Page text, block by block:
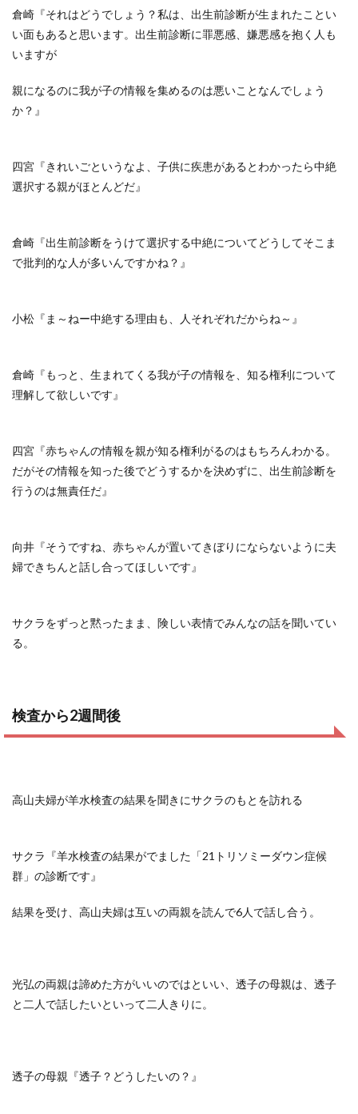
倉崎『それはどうでしょう？私は、出生前診断が生まれたことい
い面もあると思います。出生前診断に罪悪感、嫌悪感を抱く人も
いますが
親になるのに我が子の情報を集めるのは悪いことなんでしょう
か？』
四宮『きれいごというなよ、子供に疾患があるとわかったら中絶
選択する親がほとんどだ』
倉崎『出生前診断をうけて選択する中絶についてどうしてそこま
で批判的な人が多いんですかね？』
小松『ま～ねー中絶する理由も、人それぞれだからね～』
倉崎『もっと、生まれてくる我が子の情報を、知る権利について
理解して欲しいです』
四宮『赤ちゃんの情報を親が知る権利がるのはもちろんわかる。
だがその情報を知った後でどうするかを決めずに、出生前診断を
行うのは無責任だ』
向井『そうですね、赤ちゃんが置いてきぼりにならないように夫
婦できちんと話し合ってほしいです』
サクラをずっと黙ったまま、険しい表情でみんなの話を聞いてい
る。
検査から2週間後
高山夫婦が羊水検査の結果を聞きにサクラのもとを訪れる
サクラ『羊水検査の結果がでました「21トリソミーダウン症候
群」の診断です』
結果を受け、高山夫婦は互いの両親を読んで6人で話し合う。
光弘の両親は諦めた方がいいのではといい、透子の母親は、透子
と二人で話したいといって二人きりに。
透子の母親『透子？どうしたいの？』